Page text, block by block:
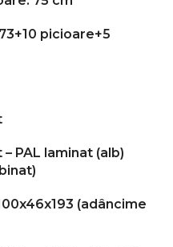
picioare+5
– PAL laminat (alb)
(adâncime